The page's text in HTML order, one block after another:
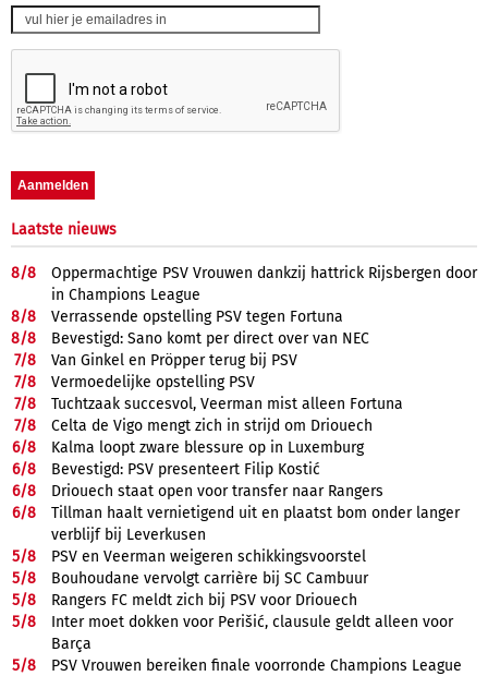
Laatste nieuws
8/8
Oppermachtige PSV Vrouwen dankzij hattrick Rijsbergen door
in Champions League
8/8
Verrassende opstelling PSV tegen Fortuna
8/8
Bevestigd: Sano komt per direct over van NEC
7/8
Van Ginkel en Pröpper terug bij PSV
7/8
Vermoedelijke opstelling PSV
7/8
Tuchtzaak succesvol, Veerman mist alleen Fortuna
7/8
Celta de Vigo mengt zich in strijd om Driouech
6/8
Kalma loopt zware blessure op in Luxemburg
6/8
Bevestigd: PSV presenteert Filip Kostić
6/8
Driouech staat open voor transfer naar Rangers
6/8
Tillman haalt vernietigend uit en plaatst bom onder langer
verblijf bij Leverkusen
5/8
PSV en Veerman weigeren schikkingsvoorstel
5/8
Bouhoudane vervolgt carrière bij SC Cambuur
5/8
Rangers FC meldt zich bij PSV voor Driouech
5/8
Inter moet dokken voor Perišić, clausule geldt alleen voor
Barça
5/8
PSV Vrouwen bereiken finale voorronde Champions League